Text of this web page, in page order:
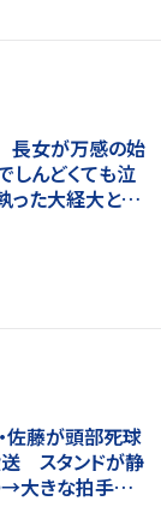
長女が万感の始
しんどくても泣
った大経大と母
佐藤が頭部死球
送 スタンドが静
→大きな拍手